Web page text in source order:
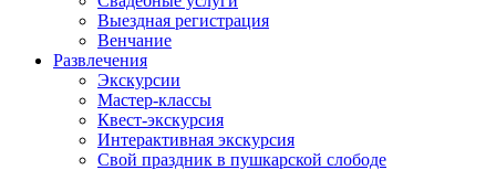
Выездная регистрация
Венчание
Развлечения
Экскурсии
Мастер-классы
Квест-экскурсия
Интерактивная экскурсия
Свой праздник в пушкарской слободе